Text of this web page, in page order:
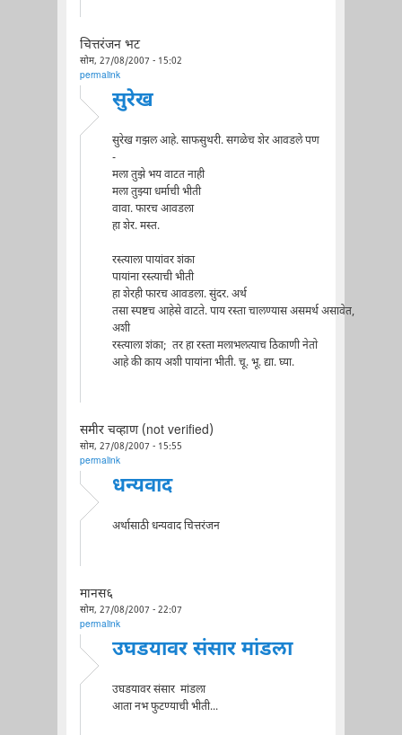
चित्तरंजन भट
सोम, 27/08/2007 - 15:02
permalink
सुरेख
सुरेख गझल आहे. साफसुथरी. सगळेच शेर आवडले पण
-
मला तुझे भय वाटत नाही
मला तुझ्या धर्माची भीती
वावा. फारच आवडला
हा शेर. मस्त.
रस्त्याला पायांवर शंका
पायांना रस्त्याची भीती
हा शेरही फारच आवडला. सुंदर. अर्थ
तसा स्पष्टच आहेसे वाटते. पाय रस्ता चालण्यास असमर्थ असावेत,
अशी
रस्त्याला शंका; तर हा रस्ता मलाभलत्याच ठिकाणी नेतो
आहे की काय अशी पायांना भीती. चू. भू. द्या. घ्या.
समीर चव्हाण (not verified)
सोम, 27/08/2007 - 15:55
permalink
धन्यवाद
अर्थासाठी धन्यवाद चित्तरंजन
मानस६
सोम, 27/08/2007 - 22:07
permalink
उघडयावर संसार मांडला
उघडयावर संसार मांडला
आता नभ फुटण्याची भीती...